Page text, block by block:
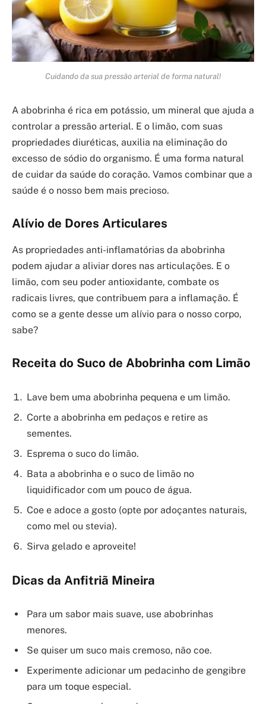
Cuidando da sua pressão arterial de forma natural!
A abobrinha é rica em potássio, um mineral que ajuda a
controlar a pressão arterial. E o limão, com suas
propriedades diuréticas, auxilia na eliminação do
excesso de sódio do organismo. É uma forma natural
de cuidar da saúde do coração. Vamos combinar que a
saúde é o nosso bem mais precioso.
Alívio de Dores Articulares
As propriedades anti-inflamatórias da abobrinha
podem ajudar a aliviar dores nas articulações. E o
limão, com seu poder antioxidante, combate os
radicais livres, que contribuem para a inflamação. É
como se a gente desse um alívio para o nosso corpo,
sabe?
Receita do Suco de Abobrinha com Limão
Lave bem uma abobrinha pequena e um limão.
Corte a abobrinha em pedaços e retire as
sementes.
Esprema o suco do limão.
Bata a abobrinha e o suco de limão no
liquidificador com um pouco de água.
Coe e adoce a gosto (opte por adoçantes naturais,
como mel ou stevia).
Sirva gelado e aproveite!
Dicas da Anfitriã Mineira
Para um sabor mais suave, use abobrinhas
menores.
Se quiser um suco mais cremoso, não coe.
Experimente adicionar um pedacinho de gengibre
para um toque especial.